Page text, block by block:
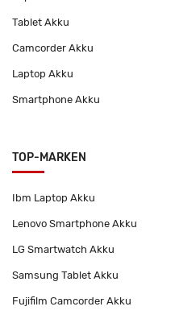
Tablet Akku
Camcorder Akku
Laptop Akku
Smartphone Akku
TOP-MARKEN
Ibm Laptop Akku
Lenovo Smartphone Akku
LG Smartwatch Akku
Samsung Tablet Akku
Fujifilm Camcorder Akku